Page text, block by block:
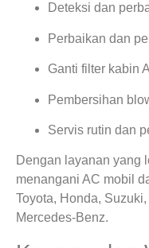
Deteksi dan
Perbaikan dan
Ganti filter kabin
Pembersihan
Servis rutin dan
Dengan layanan yang
menangani AC mobil
Toyota, Honda,
Mercedes-Benz.